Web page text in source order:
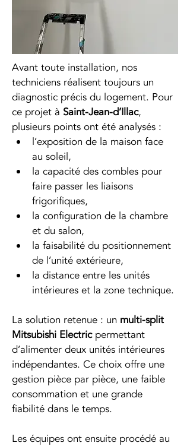
Avant toute installation, nos
techniciens réalisent toujours un
diagnostic précis du logement. Pour
ce projet à Saint-Jean-d’Illac,
plusieurs points ont été analysés :
l’exposition de la maison face
au soleil,
la capacité des combles pour
faire passer les liaisons
frigorifiques,
la configuration de la chambre
et du salon,
la faisabilité du positionnement
de l’unité extérieure,
la distance entre les unités
intérieures et la zone technique.
La solution retenue : un multi-split
Mitsubishi Electric permettant
d’alimenter deux unités intérieures
indépendantes. Ce choix offre une
gestion pièce par pièce, une faible
consommation et une grande
fiabilité dans le temps.
Les équipes ont ensuite procédé au